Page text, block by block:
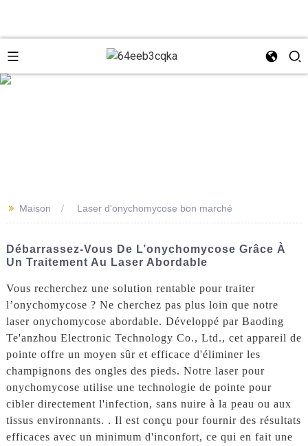
18931273229
>> Maison Laser d'onychomycose bon marché
Débarrassez-Vous De L’onychomycose Grâce À
Un Traitement Au Laser Abordable
Vous recherchez une solution rentable pour traiter
l’onychomycose ? Ne cherchez pas plus loin que notre
laser onychomycose abordable. Développé par Baoding
Te'anzhou Electronic Technology Co., Ltd., cet appareil de
pointe offre un moyen sûr et efficace d'éliminer les
champignons des ongles des pieds. Notre laser pour
onychomycose utilise une technologie de pointe pour
cibler directement l'infection, sans nuire à la peau ou aux
tissus environnants. . Il est conçu pour fournir des résultats
efficaces avec un minimum d'inconfort, ce qui en fait une